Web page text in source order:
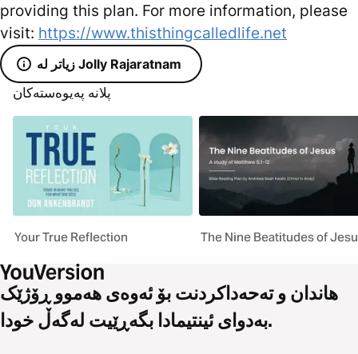
providing this plan. For more information, please
visit: https://www.thisthingcalledlife.net
زیاتر لە Jolly Rajaratnam
پلانە پەیوەستەکان
Your True Reflection The Nine Beatitudes of
هاندان و تەحەداکردنت بۆ ئەوەی هەموو ڕۆژێک
بەدوای ئینتیمادا بگەڕێیت لەگەڵ خودا.